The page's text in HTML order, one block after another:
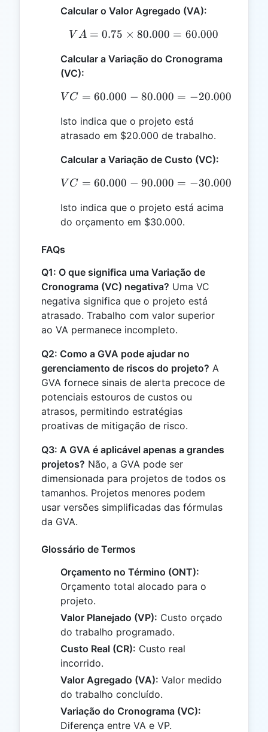
Calcular o Valor Agregado (VA):
VA = 0.75 \times
V A = 0.75 × 80.000 = 60.000
Calcular a Variação do Cronograma
(VC):
VC = 60.000 - 80.000 =
V C = 60.000 − 80.000 = −20.000
Isto indica que o projeto está
atrasado em $20.000 de trabalho.
Calcular a Variação de Custo (VC):
VC = 60.000 - 90.000 =
V C = 60.000 − 90.000 = −30.000
Isto indica que o projeto está acima
do orçamento em $30.000.
FAQs
Q1: O que significa uma Variação de
Cronograma (VC) negativa? Uma VC
negativa significa que o projeto está
atrasado. Trabalho com valor superior
ao VA permanece incompleto.
Q2: Como a GVA pode ajudar no
gerenciamento de riscos do projeto? A
GVA fornece sinais de alerta precoce de
potenciais estouros de custos ou
atrasos, permitindo estratégias
proativas de mitigação de risco.
Q3: A GVA é aplicável apenas a grandes
projetos? Não, a GVA pode ser
dimensionada para projetos de todos os
tamanhos. Projetos menores podem
usar versões simplificadas das fórmulas
da GVA.
Glossário de Termos
Orçamento no Término (ONT):
Orçamento total alocado para o
projeto.
Valor Planejado (VP): Custo orçado
do trabalho programado.
Custo Real (CR): Custo real
incorrido.
Valor Agregado (VA): Valor medido
do trabalho concluído.
Variação do Cronograma (VC):
Diferença entre VA e VP.